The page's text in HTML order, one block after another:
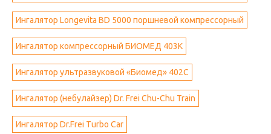
Ингалятор Longevita BD 5000 поршневой компрессорный
Ингалятор компрессорный БИОМЕД 403K
Ингалятор ультразвуковой «Биомед» 402С
Ингалятор (небулайзер) Dr. Frei Chu-Chu Train
Ингалятор Dr.Frei Turbo Car